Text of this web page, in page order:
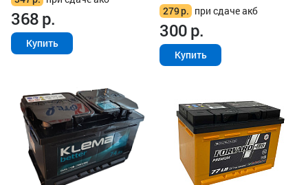
368р.
Купить
279р. при сдаче акб
300р.
Купить